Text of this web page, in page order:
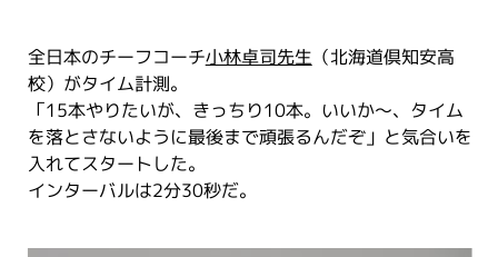
全日本のチーフコーチ小林卓司先生 （北海道倶知安高
校）がタイム計測。
「15本やりたいが、きっちり10本。いいか～、タイム
を落とさないように最後まで頑張るんだぞ」と気合いを
入れてスタートした。
インターバルは2分30秒だ。